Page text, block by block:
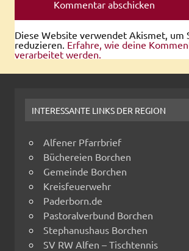
Diese Website verwendet Akismet, um
reduzieren. Erfahre, wie deine
verarbeitet werden.
INTERESSANTE LINKS DER REGION
Alfener Pfarrbrief
Büchereien Borchen
Gemeinde Borchen
Kreisfeuerwehr
Paderborn.de
Pastoralverbund Borchen
Stephanushaus Borchen
SV RW Alfen – Tischtennis